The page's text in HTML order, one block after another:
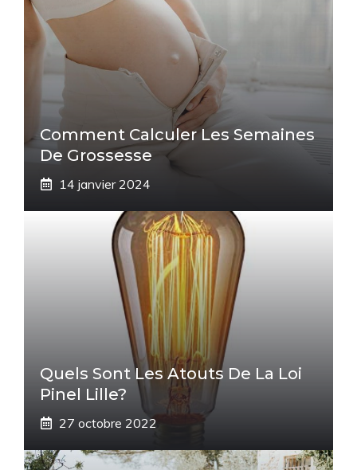
Comment Calculer Les Semaines
De Grossesse
14 janvier 2024
Quels Sont Les Atouts De La Loi
Pinel Lille?
27 octobre 2022